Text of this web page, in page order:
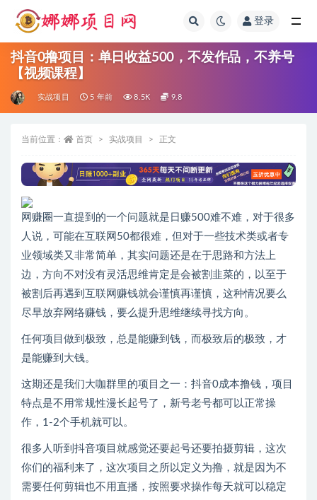
登录
抖音0撸项目：单日收益500，不发作品，不养号
【视频课程】
实战项目 5 年前 8.5K 9.8
当前位置： 首页 实战项目 正文
网赚圈一直提到的一个问题就是日赚500难不难，对于很多
人说，可能在互联网50都很难，但对于一些技术类或者专
业领域类又非常简单，其实问题还是在于思路和方法上
边，方向不对没有灵活思维肯定是会被割韭菜的，以至于
被割后再遇到互联网赚钱就会谨慎再谨慎，这种情况要么
尽早放弃网络赚钱，要么提升思维继续寻找方向。
任何项目做到极致，总是能赚到钱，而极致后的极致，才
是能赚到大钱。
这期还是我们大咖群里的项目之一：抖音0成本撸钱，项目
特点是不用常规性漫长起号了，新号老号都可以正常操
作，1-2个手机就可以。
很多人听到抖音项目就感觉还要起号还要拍摄剪辑，这次
你们的福利来了，这次项目之所以定义为撸，就是因为不
需要任何剪辑也不用直播，按照要求操作每天就可以稳定